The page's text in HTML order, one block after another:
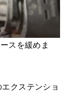
スを緩めま
クステンショ